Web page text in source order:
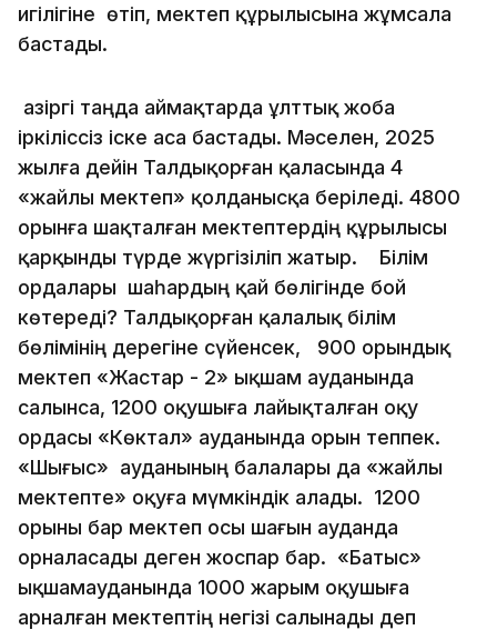
игілігіне өтіп, мектеп құрылысына жұмсала
бастады.
Қазіргі таңда аймақтарда ұлттық жоба
іркіліссіз іске аса бастады. Мәселен, 2025
жылға дейін Талдықорған қаласында 4
«жайлы мектеп» қолданысқа беріледі. 4800
орынға шақталған мектептердің құрылысы
қарқынды түрде жүргізіліп жатыр. Білім
ордалары шаһардың қай бөлігінде бой
көтереді? Талдықорған қалалық білім
бөлімінің дерегіне сүйенсек, 900 орындық
мектеп «Жастар - 2» ықшам ауданында
салынса, 1200 оқушыға лайықталған оқу
ордасы «Көктал» ауданында орын теппек.
«Шығыс» ауданының балалары да «жайлы
мектепте» оқуға мүмкіндік алады. 1200
орыны бар мектеп осы шағын ауданда
орналасады деген жоспар бар. «Батыс»
ықшамауданында 1000 жарым оқушыға
арналған мектептің негізі салынады деп